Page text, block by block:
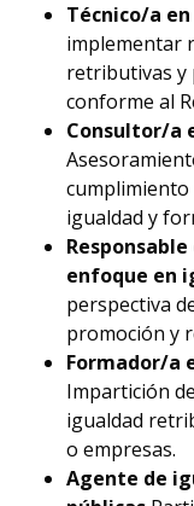
Técnico/a
implementar
retributivas y
conforme al
Consultor/a
cumplimiento
igualdad y
enfoque en
perspectiva
promoción y
Formador/a
Impartición
igualdad
o empresas.
Agente de